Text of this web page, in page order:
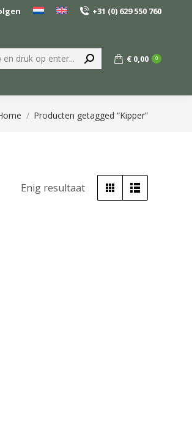
+31 (0) 629 550 760
€ 0,00 0
bent hier:Producten getagged “Kipper”
Enig resultaat